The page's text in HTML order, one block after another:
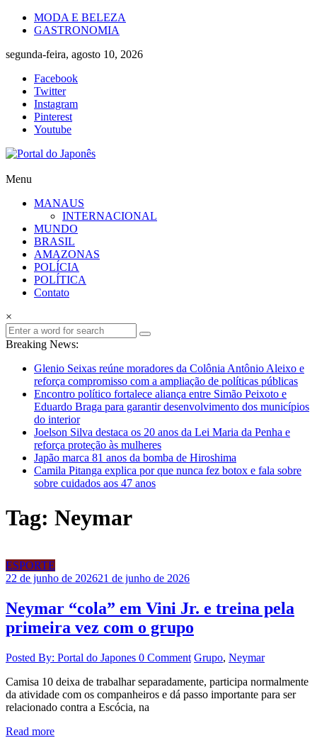
Skip
MODA E BELEZA
GASTRONOMIA
segunda-feira, agosto 10, 2026
Facebook
Twitter
Instagram
Pinterest
Youtube
Portal
Japonês
Japão
mais
perto
Menu
MANAUS
INTERNACIONAL
MUNDO
BRASIL
AMAZONAS
POLÍCIA
POLÍTICA
Contato
×
Breaking News:
Glenio Seixas reúne moradores da Colônia Antônio Aleixo e
reforça compromisso com a ampliação de políticas públicas
Encontro político fortalece aliança entre Simão Peixoto e
Eduardo Braga para garantir desenvolvimento dos municípios
do interior
Joelson Silva destaca os 20 anos da Lei Maria da Penha e
reforça proteção às mulheres
Japão marca 81 anos da bomba de Hiroshima
Camila Pitanga explica por que nunca fez botox e fala sobre
sobre cuidados aos 47 anos
Tag: Neymar
ESPORTE
22 de junho de 202621 de junho de 2026
Neymar “cola” em Vini Jr. e treina pela
primeira vez com o grupo
Posted By: Portal do Japones 0 Comment Grupo, Neymar
Camisa 10 deixa de trabalhar separadamente, participa normalmente
da atividade com os companheiros e dá passo importante para ser
relacionado contra a Escócia, na
Read more